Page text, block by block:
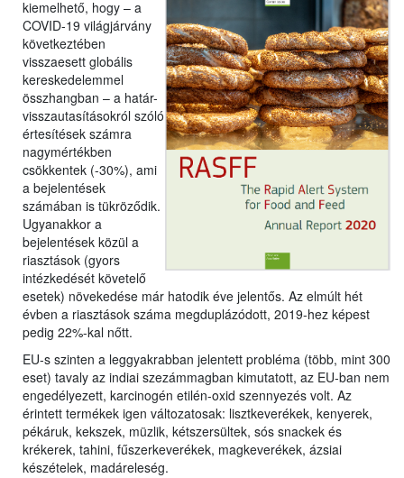
kiemelhető, hogy – a
COVID-19 világjárvány
következtében
visszaesett globális
kereskedelemmel
összhangban – a határ-
visszautasításokról szóló
értesítések számra
nagymértékben
csökkentek (-30%), ami
a bejelentések
számában is tükröződik.
Ugyanakkor a
bejelentések közül a
riasztások (gyors
intézkedését követelő
esetek) növekedése már hatodik éve jelentős. Az elmúlt hét
évben a riasztások száma megduplázódott, 2019-hez képest
pedig 22%-kal nőtt.
EU-s szinten a leggyakrabban jelentett probléma (több, mint 300
eset) tavaly az indiai szezámmagban kimutatott, az EU-ban nem
engedélyezett, karcinogén etilén-oxid szennyezés volt. Az
érintett termékek igen változatosak: lisztkeverékek, kenyerek,
pékáruk, kekszek, müzlik, kétszersültek, sós snackek és
krékerek, tahini, fűszerkeverékek, magkeverékek, ázsiai
készételek, madáreleség.